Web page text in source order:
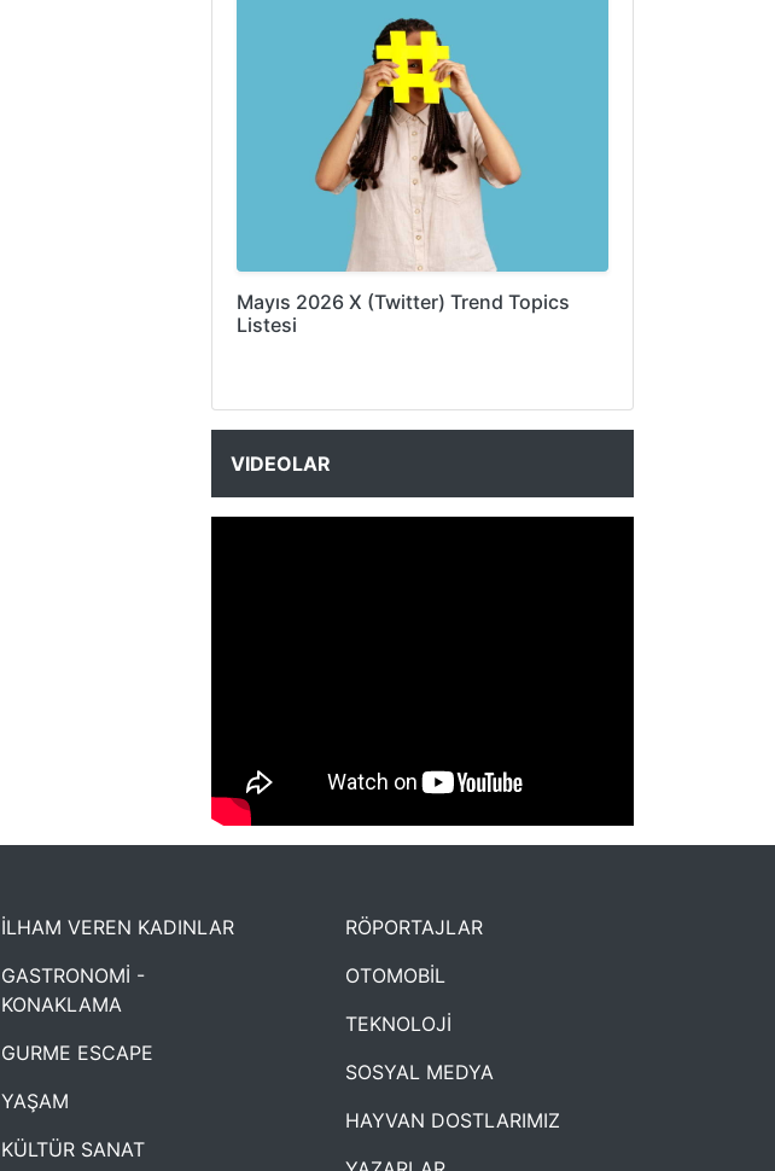
Mayıs 2026 X (Twitter) Trend Topics
Listesi
VIDEOLAR
NYXmag 2. Yaş Kutlama Etkinliği
İLHAM VEREN KADINLAR
GASTRONOMİ -
KONAKLAMA
GURME ESCAPE
YAŞAM
KÜLTÜR SANAT
RÖPORTAJLAR
OTOMOBİL
TEKNOLOJİ
SOSYAL MEDYA
HAYVAN DOSTLARIMIZ